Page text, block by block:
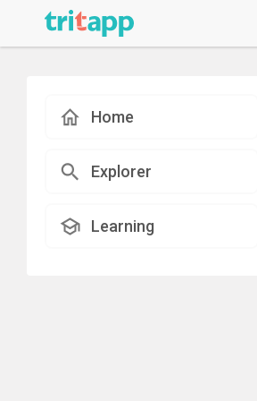
Home
Explorer
Learning